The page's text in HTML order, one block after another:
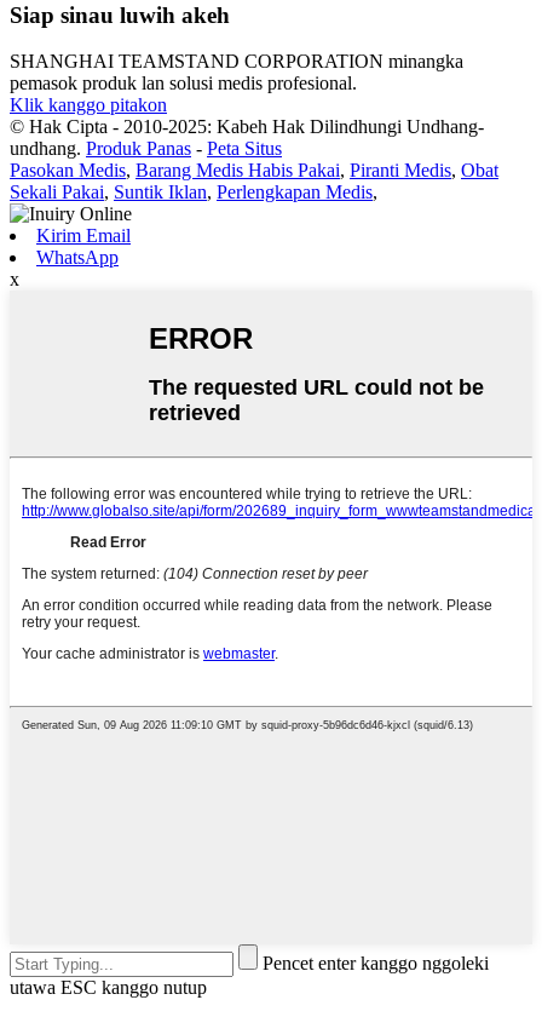
Siap sinau luwih akeh
SHANGHAI TEAMSTAND CORPORATION minangka
pemasok produk lan solusi medis profesional.
Klik kanggo pitakon
© Hak Cipta - 2010-2025: Kabeh Hak Dilindhungi Undhang-
undhang. Produk Panas - Peta Situs
Pasokan Medis, Barang Medis Habis Pakai, Piranti Medis, Obat
Sekali Pakai, Suntik Iklan, Perlengkapan Medis,
Kirim Email
WhatsApp
x
Pencet enter kanggo nggoleki
utawa ESC kanggo nutup